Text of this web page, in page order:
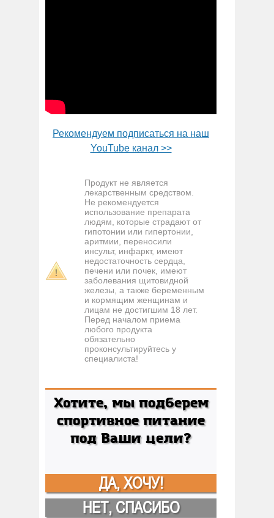
Рекомендуем подписаться на наш
YouTube канал >>
Продукт не является
лекарственным средством.
Не рекомендуется
использование препарата
людям, которые страдают от
гипотонии или гипертонии,
аритмии, переносили
инсульт, инфаркт, имеют
недостаточность сердца,
печени или почек, имеют
заболевания щитовидной
железы, а также беременным
и кормящим женщинам и
лицам не достигшим 18 лет.
Перед началом приема
любого продукта
обязательно
проконсультируйтесь у
специалиста!
Хотите, мы подберем
спортивное питание
под Ваши цели?
ДА, ХОЧУ!
НЕТ, СПАСИБО